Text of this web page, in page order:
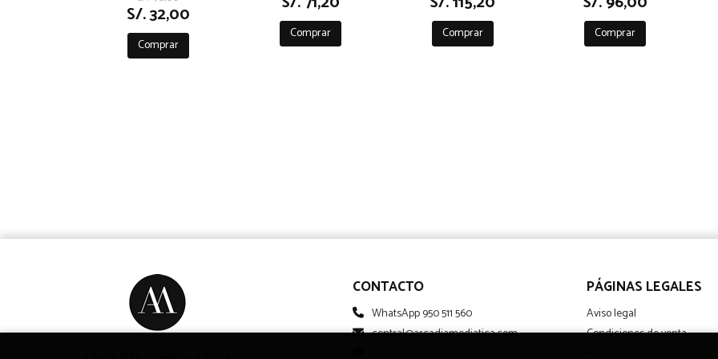
S/. 32,00
Comprar
Comprar Comprar Comprar
CONTACTO
WhatsApp 950 511 560
central@arcadiamediatica.com
PÁGINAS LEGALES
Aviso legal
Condiciones de venta